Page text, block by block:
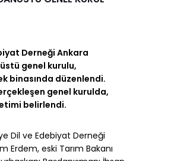
Derneği Ankara
genel kurulu,
binasında düzenlendi.
genel kurulda,
belirlendi.
Dil ve Edebiyat Derneği
Erdem, eski Tarım Bakanı